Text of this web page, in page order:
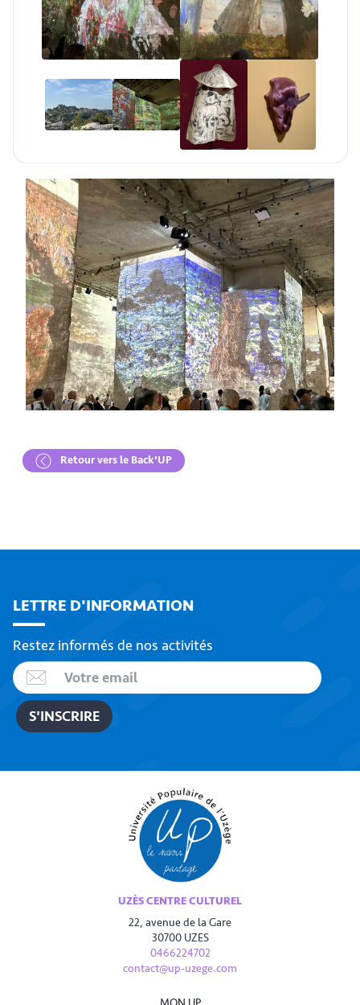
Retour vers le Back'UP
LETTRE D'INFORMATION
Restez informés de nos activités
UZÈS CENTRE CULTUREL
22, avenue de la Gare
30700 UZES
0466224702
contact@up-uzege.com